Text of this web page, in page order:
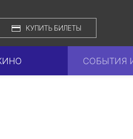
КУПИТЬ БИЛЕТЫ
СОБЫТИЯ